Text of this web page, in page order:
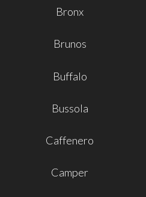
Bronx
Brunos
Buffalo
Bussola
Caffenero
Camper